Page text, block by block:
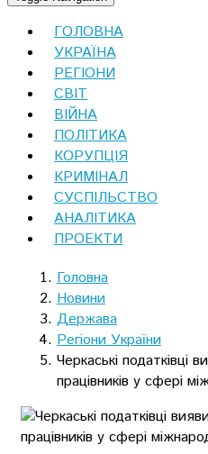
ГОЛОВНА
УКРАЇНА
РЕГІОНИ
СВІТ
ВІЙНА
ПОЛІТИКА
КОРУПЦІЯ
КРИМІНАЛ
СУСПІЛЬСТВО
АНАЛІТИКА
ПРОЕКТИ
Головна
Новини
Держава
Регіони України
Черкаські податківці
працівників у сфері